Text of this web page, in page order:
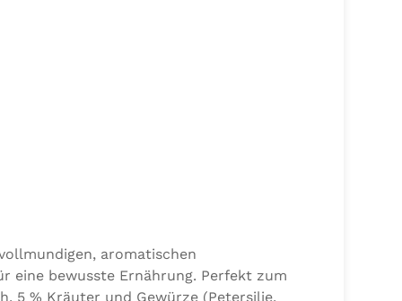
aromatischen
eine bewusste Ernährung. Perfekt zum
5 % Kräuter und Gewürze (Petersilie,